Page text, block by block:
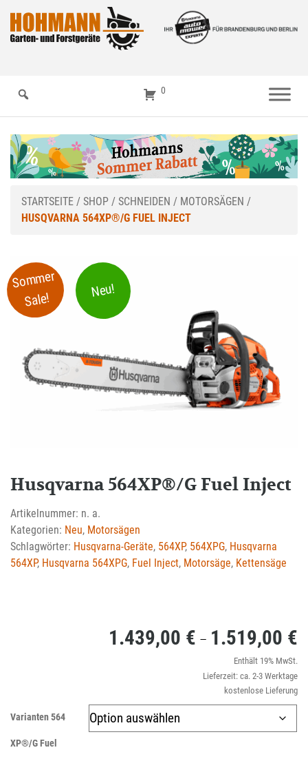
0
STARTSEITE / SHOP / SCHNEIDEN / MOTORSÄGEN /
HUSQVARNA 564XP®/G FUEL INJECT
Sommer
Sale! Neu!
Husqvarna 564XP®/G Fuel Inject
Artikelnummer: n. a.
Kategorien: Neu, Motorsägen
Schlagwörter: Husqvarna-Geräte, 564XP, 564XPG, Husqvarna
564XP, Husqvarna 564XPG, Fuel Inject, Motorsäge, Kettensäge
1.439,00 € – 1.519,00 €
Enthält 19% MwSt.
Lieferzeit: ca. 2-3 Werktage
kostenlose Lieferung
Varianten 564
XP®/G Fuel